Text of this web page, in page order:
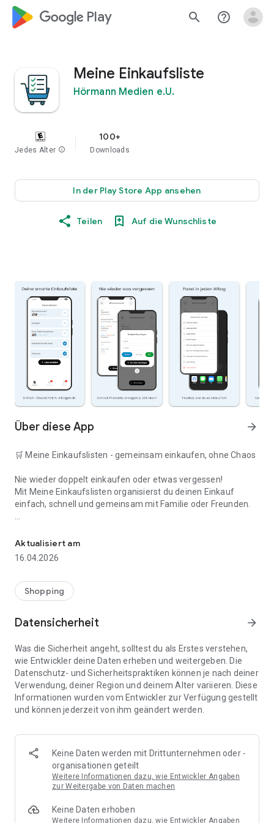
google_logo Play search help_outline
Meine Einkaufsliste
Hörmann Medien e.U.
Jedes Alter info
100+
Downloads
In der Play Store App ansehen
Teilen Auf die Wunschliste
Über diese App arrow_forward
🛒 Meine Einkaufslisten - gemeinsam einkaufen, ohne Chaos
Nie wieder doppelt einkaufen oder etwas vergessen!
Mit Meine Einkaufslisten organisierst du deinen Einkauf
einfach, schnell und gemeinsam mit Familie oder Freunden.
👨‍👩‍👧 Gemeinsame Einkaufslisten in Echtzeit: Alle sehen
⚡ Superschnell & einfach: Liste in Sekunden erstellen und
sofort loslegen.
📱 Immer dabei: Deine Einkaufsliste ist jederzeit auf deinem
🤝 Teilen leicht gemacht: Lade andere ein und erledigt den
Einkauf gemeinsam.
🍳 Zutaten direkt aus Rezepten übernehmen: Importiere
Zutaten von Rezept-Webseiten und verwandle sie
🚀 DEINE VORTEILE IM ALLTAG
* Nie wieder doppelte Einkäufe
* Kein Chaos mehr beim Einkaufen
* Bessere Abstimmung mit Familie & Freunden
* Perfekt für die Essensplanung
Aktualisiert am
16.04.2026
Shopping
Datensicherheit arrow_forward
Was die Sicherheit angeht, solltest du als Erstes verstehen,
wie Entwickler deine Daten erheben und weitergeben. Die
Datenschutz- und Sicherheitspraktiken können je nach deiner
Verwendung, deiner Region und deinem Alter variieren. Diese
Informationen wurden vom Entwickler zur Verfügung gestellt
und können jederzeit von ihm geändert werden.
Keine Daten werden mit Drittunternehmen oder -
organisationen geteilt
Weitere Informationen dazu, wie Entwickler Angaben
zur Weitergabe von Daten machen
Keine Daten erhoben
Weitere Informationen dazu, wie Entwickler Angaben